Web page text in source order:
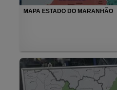
MAPA ESTADO DO MARANHÃO